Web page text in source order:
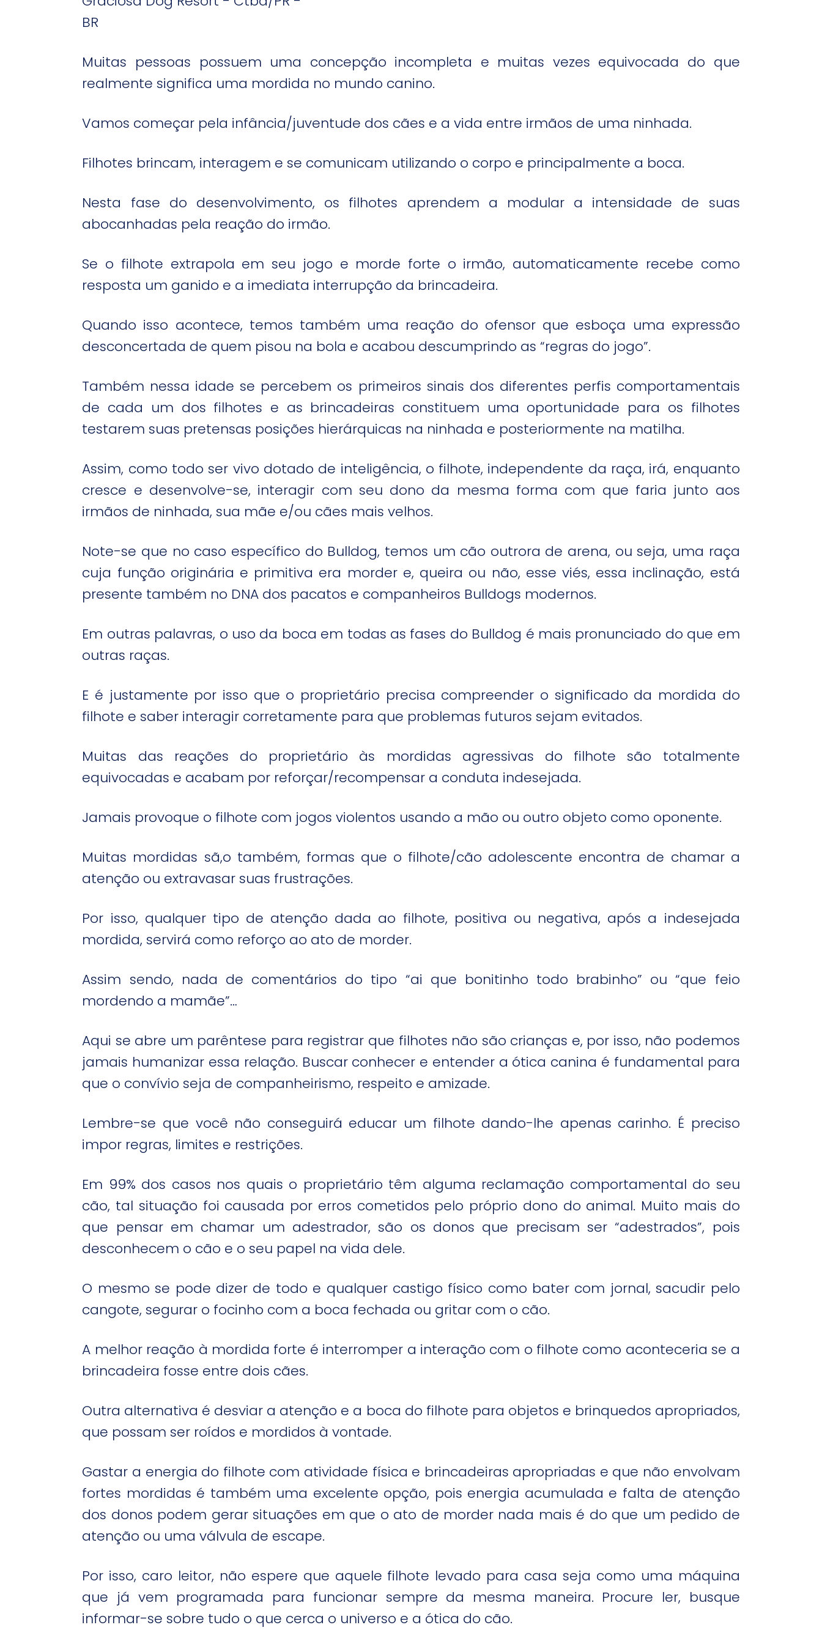
BR
Muitas pessoas possuem uma concepção incompleta e muitas vezes equivocada do que
realmente significa uma mordida no mundo canino.
Vamos começar pela infância/juventude dos cães e a vida entre irmãos de uma ninhada.
Filhotes brincam, interagem e se comunicam utilizando o corpo e principalmente a boca.
Nesta fase do desenvolvimento, os filhotes aprendem a modular a intensidade de suas
abocanhadas pela reação do irmão.
Se o filhote extrapola em seu jogo e morde forte o irmão, automaticamente recebe como
resposta um ganido e a imediata interrupção da brincadeira.
Quando isso acontece, temos também uma reação do ofensor que esboça uma expressão
desconcertada de quem pisou na bola e acabou descumprindo as “regras do jogo”.
Também nessa idade se percebem os primeiros sinais dos diferentes perfis comportamentais
de cada um dos filhotes e as brincadeiras constituem uma oportunidade para os filhotes
testarem suas pretensas posições hierárquicas na ninhada e posteriormente na matilha.
Assim, como todo ser vivo dotado de inteligência, o filhote, independente da raça, irá, enquanto
cresce e desenvolve-se, interagir com seu dono da mesma forma com que faria junto aos
irmãos de ninhada, sua mãe e/ou cães mais velhos.
Note-se que no caso específico do Bulldog, temos um cão outrora de arena, ou seja, uma raça
cuja função originária e primitiva era morder e, queira ou não, esse viés, essa inclinação, está
presente também no DNA dos pacatos e companheiros Bulldogs modernos.
Em outras palavras, o uso da boca em todas as fases do Bulldog é mais pronunciado do que em
outras raças.
E é justamente por isso que o proprietário precisa compreender o significado da mordida do
filhote e saber interagir corretamente para que problemas futuros sejam evitados.
Muitas das reações do proprietário às mordidas agressivas do filhote são totalmente
equivocadas e acabam por reforçar/recompensar a conduta indesejada.
Jamais provoque o filhote com jogos violentos usando a mão ou outro objeto como oponente.
Muitas mordidas sã,o também, formas que o filhote/cão adolescente encontra de chamar a
atenção ou extravasar suas frustrações.
Por isso, qualquer tipo de atenção dada ao filhote, positiva ou negativa, após a indesejada
mordida, servirá como reforço ao ato de morder.
Assim sendo, nada de comentários do tipo “ai que bonitinho todo brabinho” ou “que feio
mordendo a mamãe”…
Aqui se abre um parêntese para registrar que filhotes não são crianças e, por isso, não podemos
jamais humanizar essa relação. Buscar conhecer e entender a ótica canina é fundamental para
que o convívio seja de companheirismo, respeito e amizade.
Lembre-se que você não conseguirá educar um filhote dando-lhe apenas carinho. É preciso
impor regras, limites e restrições.
Em 99% dos casos nos quais o proprietário têm alguma reclamação comportamental do seu
cão, tal situação foi causada por erros cometidos pelo próprio dono do animal. Muito mais do
que pensar em chamar um adestrador, são os donos que precisam ser “adestrados”, pois
desconhecem o cão e o seu papel na vida dele.
O mesmo se pode dizer de todo e qualquer castigo físico como bater com jornal, sacudir pelo
cangote, segurar o focinho com a boca fechada ou gritar com o cão.
A melhor reação à mordida forte é interromper a interação com o filhote como aconteceria se a
brincadeira fosse entre dois cães.
Outra alternativa é desviar a atenção e a boca do filhote para objetos e brinquedos apropriados,
que possam ser roídos e mordidos à vontade.
Gastar a energia do filhote com atividade física e brincadeiras apropriadas e que não envolvam
fortes mordidas é também uma excelente opção, pois energia acumulada e falta de atenção
dos donos podem gerar situações em que o ato de morder nada mais é do que um pedido de
atenção ou uma válvula de escape.
Por isso, caro leitor, não espere que aquele filhote levado para casa seja como uma máquina
que já vem programada para funcionar sempre da mesma maneira. Procure ler, busque
informar-se sobre tudo o que cerca o universo e a ótica do cão.